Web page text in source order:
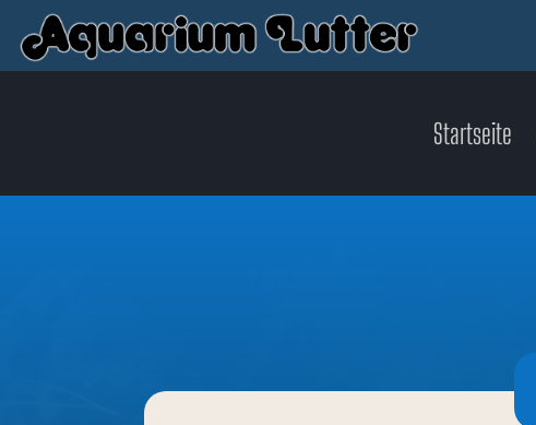
Startseite